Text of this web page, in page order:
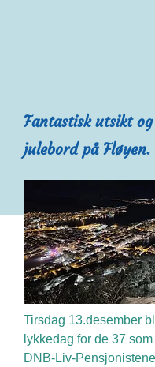
Fantastisk utsikt
julebord på Fløyen.
Tirsdag 13.desember
lykkedag for de 37 som
DNB-Liv-